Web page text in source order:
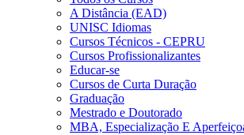
A Distância (EAD)
UNISC Idiomas
Cursos Técnicos - CEPRU
Cursos Profissionalizantes
Educar-se
Cursos de Curta Duração
Graduação
Mestrado e Doutorado
MBA, Especialização E